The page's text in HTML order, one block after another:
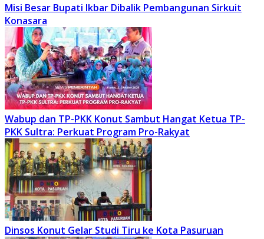
Misi Besar Bupati Ikbar Dibalik Pembangunan Sirkuit
Konasara
Wabup dan TP-PKK Konut Sambut Hangat Ketua TP-
PKK Sultra: Perkuat Program Pro-Rakyat
Dinsos Konut Gelar Studi Tiru ke Kota Pasuruan